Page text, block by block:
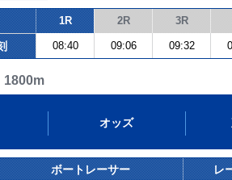
1R 2R 3R
08:40 09:06 09:32
1800m
オッズ
ボートレーサー レ